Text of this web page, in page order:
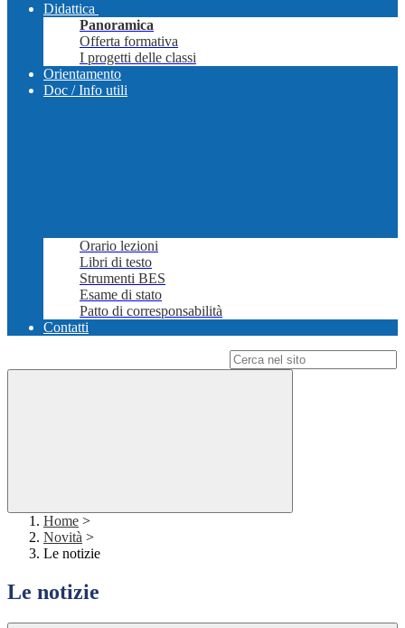
Didattica
Panoramica
Offerta formativa
I progetti delle classi
Orientamento
Doc / Info utili
Orario lezioni
Libri di testo
Strumenti BES
Esame di stato
Patto di corresponsabilità
Contatti
Home >
Novità >
Le notizie
Le notizie